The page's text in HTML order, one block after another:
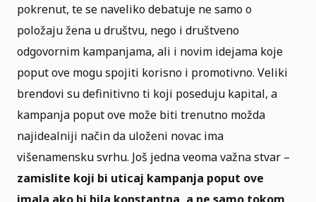
pokrenut, te se naveliko debatuje ne samo o
položaju žena u društvu, nego i društveno
odgovornim kampanjama, ali i novim idejama koje
poput ove mogu spojiti korisno i promotivno. Veliki
brendovi su definitivno ti koji poseduju kapital, a
kampanja poput ove može biti trenutno možda
najidealniji način da uloženi novac ima
višenamensku svrhu. Još jedna veoma važna stvar –
zamislite koji bi uticaj kampanja poput ove